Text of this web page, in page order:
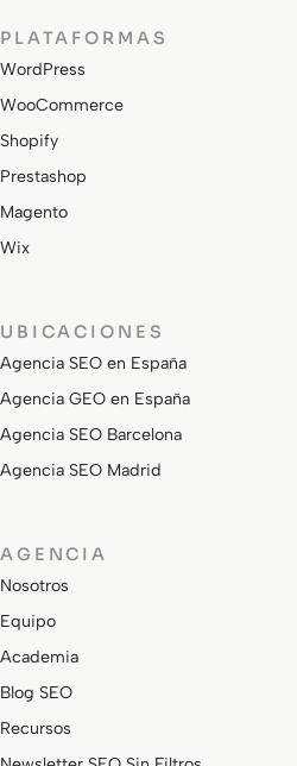
PLATAFORMAS
WordPress
WooCommerce
Shopify
Prestashop
Magento
Wix
UBICACIONES
Agencia SEO en España
Agencia GEO en España
Agencia SEO Barcelona
Agencia SEO Madrid
AGENCIA
Nosotros
Equipo
Academia
Blog SEO
Recursos